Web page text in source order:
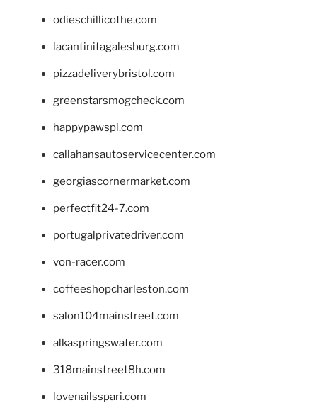
odieschillicothe.com
lacantinitagalesburg.com
pizzadeliverybristol.com
greenstarsmogcheck.com
happypawspl.com
callahansautoservicecenter.com
georgiascornermarket.com
perfectfit24-7.com
portugalprivatedriver.com
von-racer.com
coffeeshopcharleston.com
salon104mainstreet.com
alkaspringswater.com
318mainstreet8h.com
lovenailsspari.com